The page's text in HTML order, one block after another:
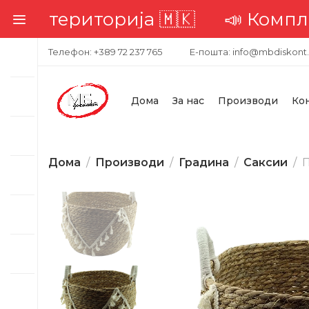
територија 🇲🇰📣 Комплетна
Телефон: +389 72 237 765 Е-пошта:
Дома За нас Производи
Дома Производи Градина Саксии